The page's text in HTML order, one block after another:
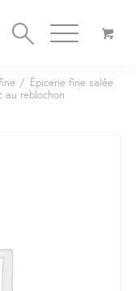
/ Épicerie fine salée
au reblochon